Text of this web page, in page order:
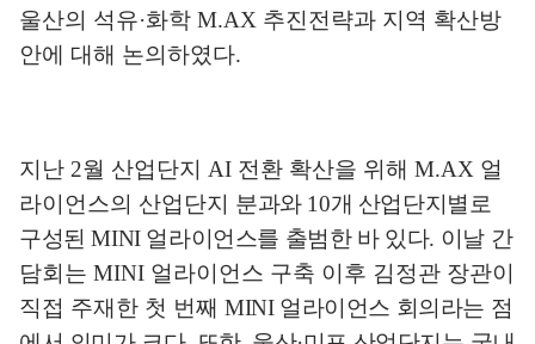
울산의 석유·화학 M.AX 추진전략과 지역 확산방
안에 대해 논의하였다.
지난 2월 산업단지 AI 전환 확산을 위해 M.AX 얼
라이언스의 산업단지 분과와 10개 산업단지별로
구성된MINI 얼라이언스를 출범한 바 있다. 이날 간
담회는 MINI 얼라이언스 구축 이후 김정관 장관이
직접 주재한 첫 번째 MINI 얼라이언스 회의라는 점